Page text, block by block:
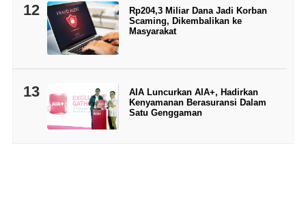
12
Rp204,3 Miliar Dana Jadi Korban
Scaming, Dikembalikan ke
Masyarakat
13
AIA Luncurkan AIA+, Hadirkan
Kenyamanan Berasuransi Dalam
Satu Genggaman